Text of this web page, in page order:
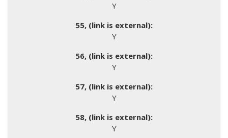
Y
Y
Y
Y
Y